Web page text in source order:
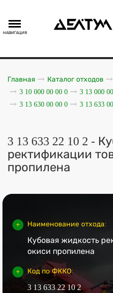
НАВИГАЦИЯ
Главная Каталог отходов
3 10 000 00 00 0
3 13 000
3 13 630 00 00 0
3 13 633
3 13 633 22 10 2 -
ректификации
пропилена
Наименование отхода:
Кубовая жидкость
окиси пропилена
Код по ФККО:
3 13 633 22 10 2